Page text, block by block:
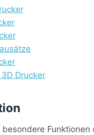
Drucker